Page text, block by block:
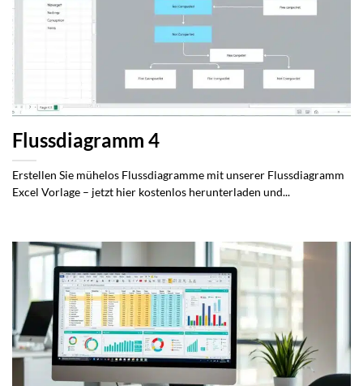
Flussdiagramm 4
Erstellen Sie mühelos Flussdiagramme mit unserer Flussdiagramm
Excel Vorlage – jetzt hier kostenlos herunterladen und...